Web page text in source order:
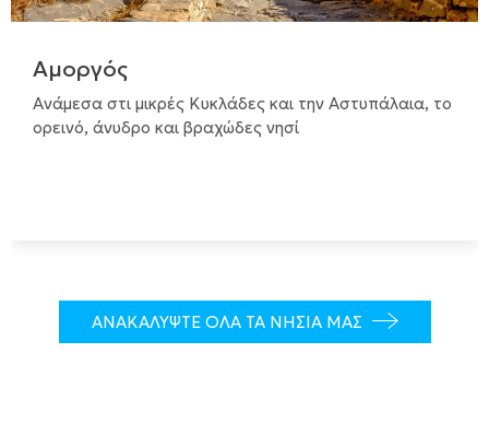
Αμοργός
Ανάμεσα στι μικρές Κυκλάδες και την Αστυπάλαια, το
ορεινό, άνυδρο και βραχώδες νησί
ΑΝΑΚΑΛΥΨΤΕ ΟΛΑ ΤΑ ΝΗΣΙΑ ΜΑΣ